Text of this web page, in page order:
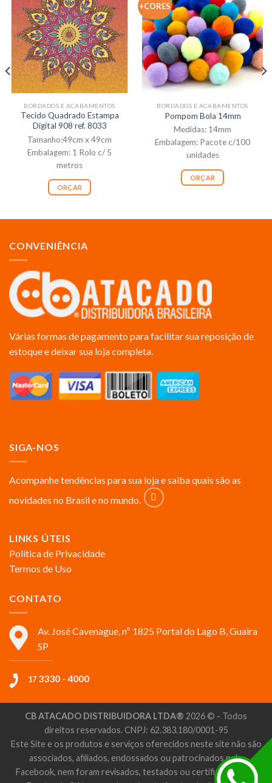
BORDADOS E ACABAMENTOS
Tecido Quadrado Estampa
Digital 908 ref. 8033
Tamanho:49cm x 49cm
Embalagem: 1 Rolo c/ 5
metros
ORÇAR
+CORES
BORDADOS E ACABAMENTOS
Pompom Bola 14mm
Medidas: 14mm
Embalagem: Pacote c/100
unidades
ORÇAR
CONVENIÊNCIA
Várias formas de pagamento para facilitar sua reposição de
estoque e deixar sua loja completa.
SIGA-NOS
Acompanhe tendências para sua loja e saiba quais são as
novidades no Brasil e no mundo.
LINKS ÚTEIS
Política de Privacidade
Termos de Uso
CONTATO
Av. José Cavenague, nº 1825 Portal do Lago B, Guaira
SP
17 3330 - 4000
CB ATACADO DISTRIBUIDORA LTDA® 2026 © - Todos
direitos reservados. CNPJ: 62.383.180/0001-95
Este Site e os produtos e serviços oferecidos neste site não são
associados, afiliados, endossados ou patrocinados pelo
Facebook, nem foram revisados, testados ou certificados pelo